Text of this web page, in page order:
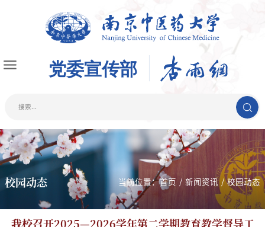
当前位置：首页 / 新闻资讯 / 校园动态
校园动态
我校召开2025—2026学年第二学期教育教学督导工